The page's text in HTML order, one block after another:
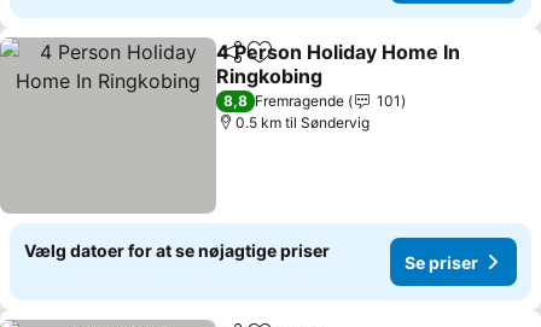
Del Føj til favoritter
4 Person Holiday Home In
Ringkobing
Se priser
8,8 Fremragende
101
0.5 km til Søndervig
Vælg datoer for at se nøjagtige priser
Se priser